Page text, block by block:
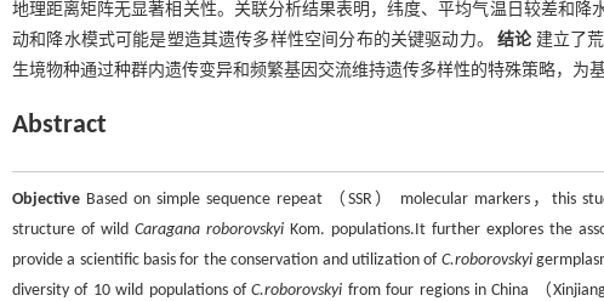
地理距离矩阵无显著相关性。关联分析结果表明，纬度、平均气温日较差和
动和降水模式可能是塑造其遗传多样性空间分布的关键驱动力。结论建立了
生境物种通过种群内遗传变异和频繁基因交流维持遗传多样性的特殊策略，为
Abstract
Objective Based on simple sequence repeat （SSR） molecular markers，this
structure of wildCaragana roborovskyi Kom. populations.It further explores the
provide a scientific basis for the conservation and utilization of C.roborovskyi
diversity of 10 wild populations ofC.roborovskyi from four regions in China （